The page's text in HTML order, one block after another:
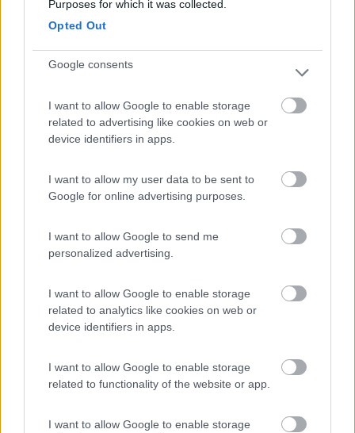
Purposes for which it was collected.
Opted Out
Google consents
I want to allow Google to enable storage
related to advertising like cookies on web or
device identifiers in apps.
I want to allow my user data to be sent to
Google for online advertising purposes.
I want to allow Google to send me
personalized advertising.
I want to allow Google to enable storage
related to analytics like cookies on web or
device identifiers in apps.
I want to allow Google to enable storage
related to functionality of the website or app.
I want to allow Google to enable storage
7.2 Mar y Sierra Camping Village
Campeggio
9.1 Area sosta Green Village Assisi
Assisi(PG)
6.4 Torrette(PU)